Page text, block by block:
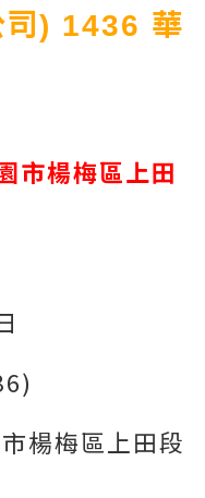
) 1436 華
市楊梅區上田
楊梅區上田段